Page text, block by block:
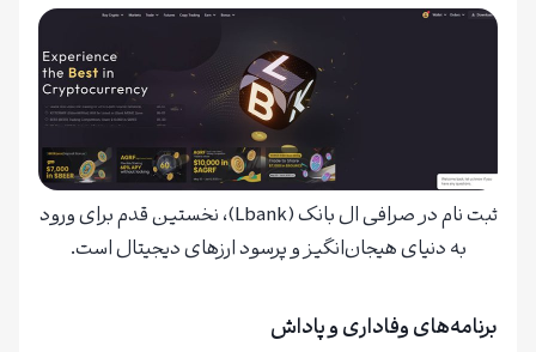
ثبت نام در صرافی ال بانک (Lbank)، نخستین قدم برای ورود
به دنیای هیجان‌انگیز و پرسود ارزهای دیجیتال است.
برنامه‌های وفاداری و پاداش